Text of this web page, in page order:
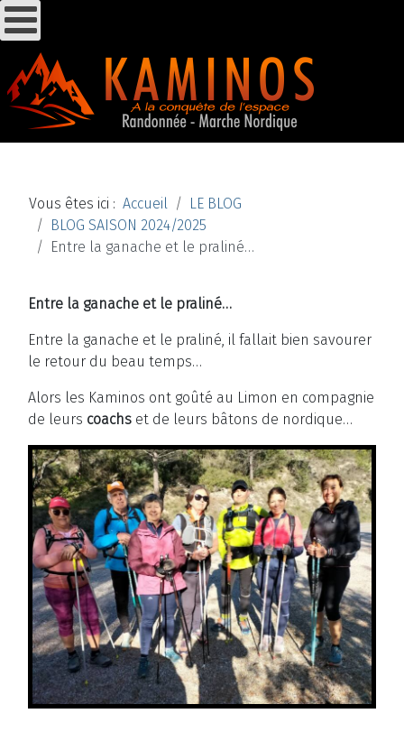
Vous êtes ici : Accueil
LE BLOG
BLOG SAISON 2024/2025
Entre la ganache et le praliné…
Entre la ganache et le praliné…
Entre la ganache et le praliné, il fallait bien savourer
le retour du beau temps…
Alors les Kaminos ont goûté au Limon en compagnie
de leurs coachs et de leurs bâtons de nordique…